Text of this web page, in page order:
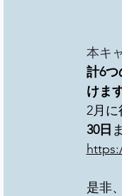
本キ
計6
けます
2月
30日
是非